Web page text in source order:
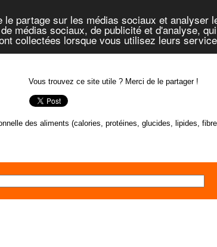
partage sur les médias sociaux et analyser
médias sociaux, de publicité et d'analyse,
collectées lorsque vous utilisez leurs
Vous trouvez ce site utile ? Merci de le partager !
des aliments (calories, protéines, glucides, lipides,